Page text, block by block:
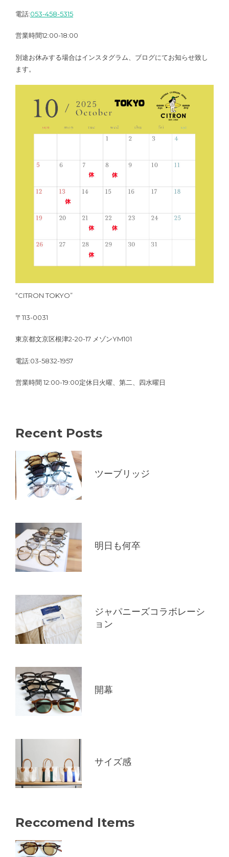
電話:053-458-5315
営業時間12:00-18:00
別途お休みする場合はインスタグラム、ブログにてお知らせ致し
ます。
“CITRON TOKYO”
〒113-0031
東京都文京区根津2-20-17 メゾンYM101
電話:03-5832-1957
営業時間 12:00-19:00定休日火曜、第二、四水曜日
Recent Posts
ツーブリッジ
明日も何卒
ジャパニーズコラボレーシ
ョン
開幕
サイズ感
Reccomend Items